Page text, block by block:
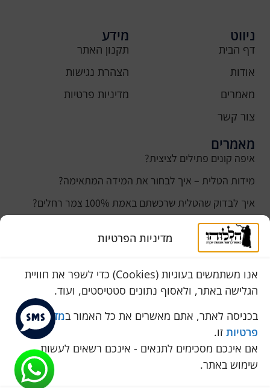
מדיניות הפרטיות
אנו משתמשים בעוגיות (Cookies) כדי לשפר את חוויית
הגלישה באתר, ולאסוף נתונים סטטיסטים, ועוד.
בכניסה לאתר, אתם מאשרים את כל האמור במדיניות
פרטיות זו.
אם אינכם מסכימים לתנאים - אינכם רשאים לעשות
שימוש באתר.
ניווט
דף הבית
אודות
מאמרים
צור קשר
מידע
תקנון האתר
הצהרת נגישות
מדיניות פרטיות
מאמרים
איפה קונים פתילים לציצית?
מידות הטלית – איך לבחור את המידה המתאימה?
איך לבדוק שהטלית שרכשתם באמת 100% צמר רחלים?
למה נהוג לקנות טלית לחתן ביום חתונתו?
כמה עולה טלית לחתן
סוגי טליתות
שירות לקוחות
050-774-8845
הכחול 10 א.ת, כנות
pini.mixum@gmail.com